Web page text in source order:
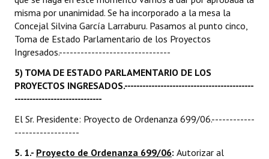
misma por unanimidad. Se ha incorporado a la mesa la
Concejal Silvina García Larraburu. Pasamos al punto cinco,
Toma de Estado Parlamentario de los Proyectos
Ingresados.-------------------------------
5) TOMA DE ESTADO PARLAMENTARIO DE LOS
PROYECTOS INGRESADOS.-------------------------------------------
-----------------------------
El Sr. Presidente: Proyecto de Ordenanza 699/06.------------
------------------
5. 1.- Proyecto de Ordenanza 699/06: Autorizar al